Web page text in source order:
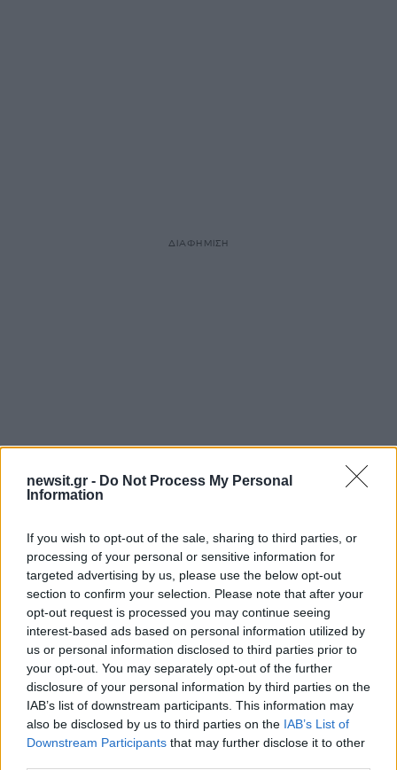
newsit.gr - Do Not Process My Personal
Information
If you wish to opt-out of the sale, sharing to third parties, or
processing of your personal or sensitive information for
targeted advertising by us, please use the below opt-out
section to confirm your selection. Please note that after your
opt-out request is processed you may continue seeing
interest-based ads based on personal information utilized by
us or personal information disclosed to third parties prior to
your opt-out. You may separately opt-out of the further
disclosure of your personal information by third parties on the
IAB’s list of downstream participants. This information may
also be disclosed by us to third parties on the IAB’s List of
Downstream Participants that may further disclose it to other
ΔΙΑΦΗΜΙΣΗ
Σε πορτοκαλί συναγερμό
για φωτιές η χώρα και τη
Δευτέρα: Στα 9 μποφόρ οι
άνεμοι – Πάνω από 400
Μετέτρεψαν το
Σαρακήνικο της
ελικοδρόμιο –